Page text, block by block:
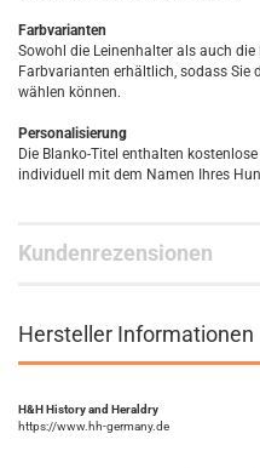
Farbvarianten
Sowohl die Leinenhalter als auch
Farbvarianten erhältlich, sodass Sie
wählen können.
Personalisierung
Die Blanko-Titel enthalten
individuell mit dem Namen Ihres
Kundenrezensionen
Hersteller Informationen
H&H History and Heraldry
https://www.hh-germany.de